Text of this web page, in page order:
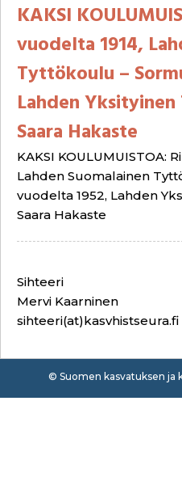
KAKSI
vuodelta 1914,
Tyttökoulu –
Lahden
Saara Hakaste
KAKSI KOULUMUISTOA:
Lahden Suomalainen
vuodelta 1952, Lahden
Saara Hakaste
Sihteeri
Mervi Kaarninen
sihteeri(at)kasvhistseura.fi
© Suomen kasvatuksen ja